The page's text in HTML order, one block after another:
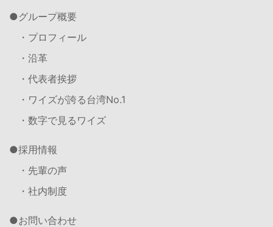
グループ概要
・プロフィール
・沿革
・代表者挨拶
・ワイズが誇る台湾No.1
・数字で見るワイズ
採用情報
・先輩の声
・社内制度
お問い合わせ